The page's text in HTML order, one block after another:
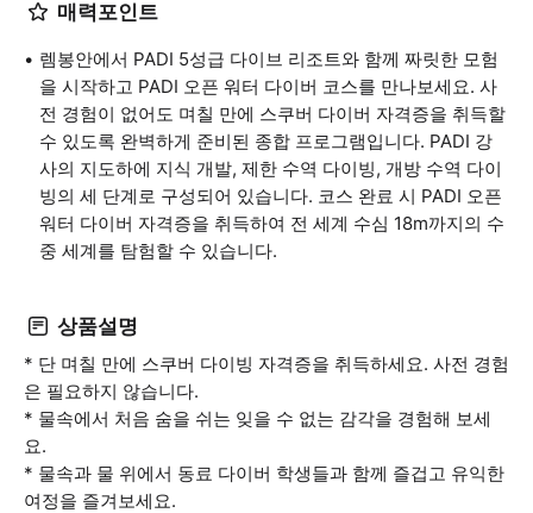
매력포인트
렘봉안에서 PADI 5성급 다이브 리조트와 함께 짜릿한 모험
을 시작하고 PADI 오픈 워터 다이버 코스를 만나보세요. 사
전 경험이 없어도 며칠 만에 스쿠버 다이버 자격증을 취득할
수 있도록 완벽하게 준비된 종합 프로그램입니다. PADI 강
사의 지도하에 지식 개발, 제한 수역 다이빙, 개방 수역 다이
빙의 세 단계로 구성되어 있습니다. 코스 완료 시 PADI 오픈
워터 다이버 자격증을 취득하여 전 세계 수심 18m까지의 수
중 세계를 탐험할 수 있습니다.
상품설명
* 단 며칠 만에 스쿠버 다이빙 자격증을 취득하세요. 사전 경험
은 필요하지 않습니다.
* 물속에서 처음 숨을 쉬는 잊을 수 없는 감각을 경험해 보세
요.
* 물속과 물 위에서 동료 다이버 학생들과 함께 즐겁고 유익한
여정을 즐겨보세요.